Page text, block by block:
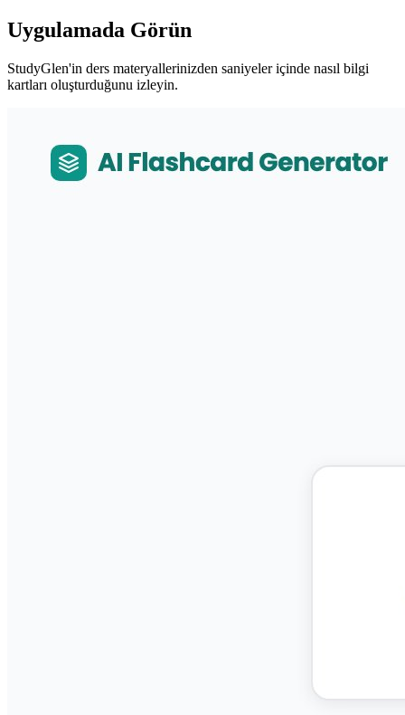
Uygulamada Görün
StudyGlen'in ders materyallerinizden saniyeler içinde nasıl bilgi
kartları oluşturduğunu izleyin.